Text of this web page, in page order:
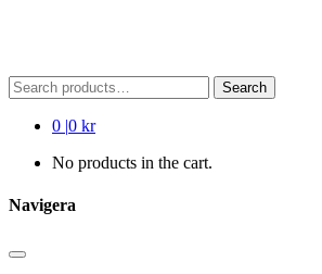
Search
for:
Search
0 |0 kr
No products in the cart.
Navigera